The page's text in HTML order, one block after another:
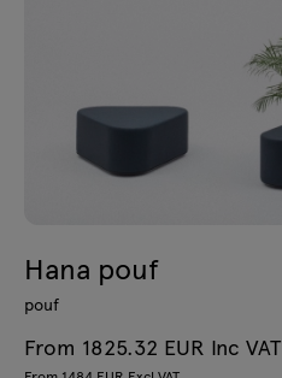
Hana pouf
pouf
From 1825.32 EUR Inc VAT